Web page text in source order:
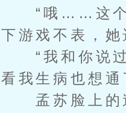
“哦……这个啊
下游戏不表，她
“我和你说过
看我生病也想通
孟苏脸上的迷